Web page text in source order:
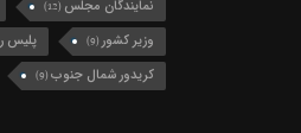
نمایندگان مجلس (12)
وزیر کشور(9) پلیس
کریدور شمال جنوب(9)